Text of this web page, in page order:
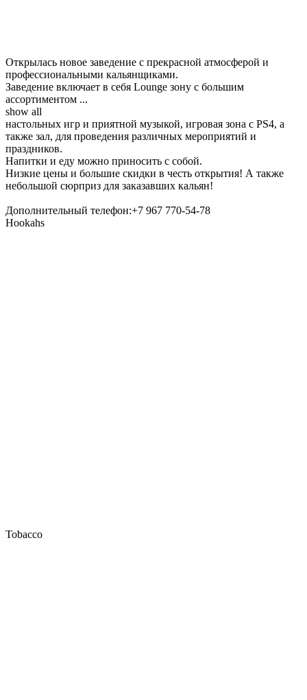
Открылась новое заведение с прекрасной атмосферой и
профессиональными кальянщиками.
Заведение включает в себя Lounge зону с большим
ассортиментом ...
show all
настольных игр и приятной музыкой, игровая зона с PS4, а
также зал, для проведения различных мероприятий и
праздников.
Напитки и еду можно приносить с собой.
Низкие цены и большие скидки в честь открытия! А также
небольшой сюрприз для заказавших кальян!
Дополнительный телефон:+7 967 770-54-78
Hookahs
Tobacco